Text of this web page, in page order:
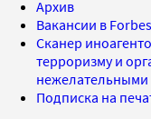
Архив
Вакансии в
Сканер
терроризму и
нежелательными
Подписка на